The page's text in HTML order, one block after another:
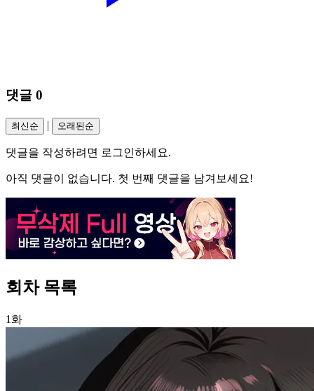
댓글 0
최신순 | 오래된순
댓글을 작성하려면 로그인하세요.
아직 댓글이 없습니다. 첫 번째 댓글을 남겨보세요!
회차 목록
1화